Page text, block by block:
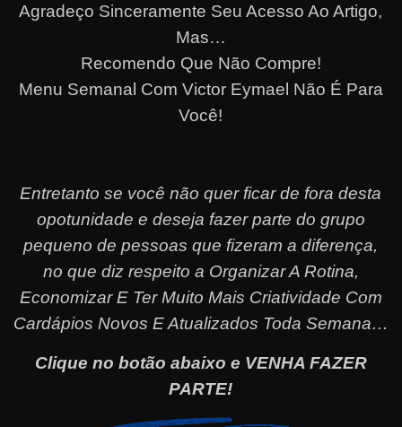
Agradeço Sinceramente Seu Acesso Ao Artigo,
Mas…
Recomendo Que Não Compre!
Menu Semanal Com Victor Eymael Não É Para
Você!
Entretanto se você não quer ficar de fora desta
opotunidade e deseja fazer parte do grupo
pequeno de pessoas que fizeram a diferença,
no que diz respeito a Organizar A Rotina,
Economizar E Ter Muito Mais Criatividade Com
Cardápios Novos E Atualizados Toda Semana…
Clique no botão abaixo e VENHA FAZER
PARTE!